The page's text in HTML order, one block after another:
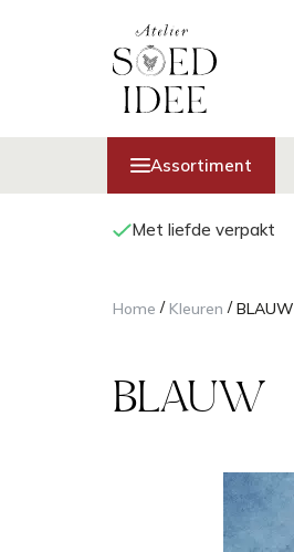
Assortiment
Met liefde verpakt
Home/ Kleuren / BLAUW
BLAUW